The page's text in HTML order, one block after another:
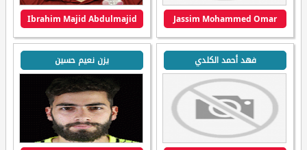
Jassim Mohammed Omar
Ibrahim Majid Abdulmajid
فهد أحمد الكلدي يزن نعيم حسين